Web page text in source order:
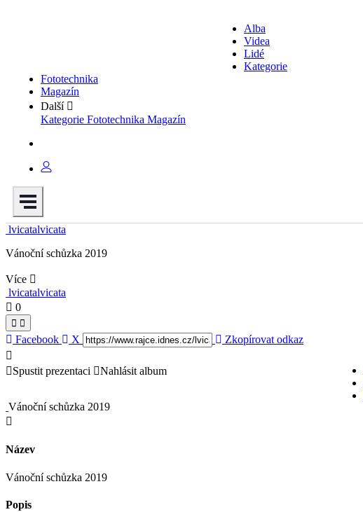
Alba
Videa
Lidé
Kategorie
Fototechnika
Magazín
Další
Kategorie Fototechnika Magazín
lvicatalvicata
Vánoční schůzka 2019
Více
lvicatalvicata
0
Facebook X Zkopírovat odkaz
Spustit prezentaci Nahlásit album
Vánoční schůzka 2019
Název
Vánoční schůzka 2019
Popis